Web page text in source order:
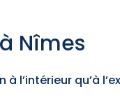
Nîmes
l’intérieur qu’à